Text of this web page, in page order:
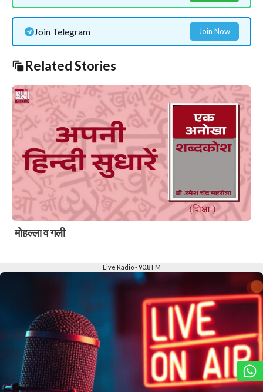
Join Telegram Join Now
Related Stories
मोहल्ला व गली
Live Radio - 90.8 FM